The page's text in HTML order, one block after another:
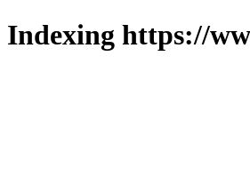
Indexing https://